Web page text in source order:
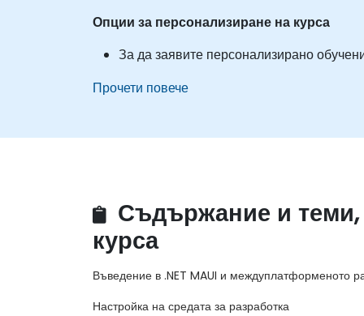
Опции за персонализиране на курса
За да заявите персонализирано
Прочети повече
Съдържание и
курса
Въведение в .NET MAUI и междуплатформеното
Настройка на средата за разработка